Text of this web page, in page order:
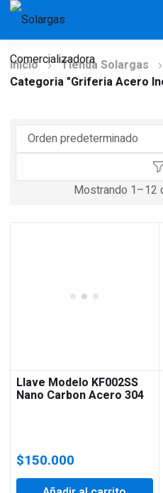
Inicio Tienda Solargas
Categoria "Griferia Acero
Mostrando 1–12
Llave Modelo KF002SS
Nano Carbon Acero 304
$150.000